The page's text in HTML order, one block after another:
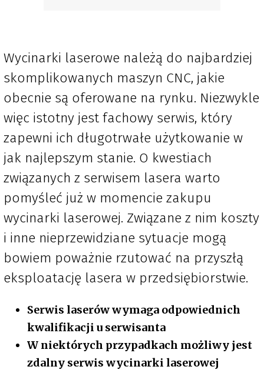
Wycinarki laserowe należą do najbardziej
skomplikowanych maszyn CNC, jakie
obecnie są oferowane na rynku. Niezwykle
więc istotny jest fachowy serwis, który
zapewni ich długotrwałe użytkowanie w
jak najlepszym stanie. O kwestiach
związanych z serwisem lasera warto
pomyśleć już w momencie zakupu
wycinarki laserowej. Związane z nim koszty
i inne nieprzewidziane sytuacje mogą
bowiem poważnie rzutować na przyszłą
eksploatację lasera w przedsiębiorstwie.
Serwis laserów wymaga odpowiednich
kwalifikacji u serwisanta
W niektórych przypadkach możliwy jest
zdalny serwis wycinarki laserowej